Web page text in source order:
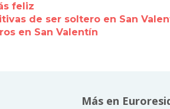
feliz
de ser soltero en San
en San Valentín
Más en